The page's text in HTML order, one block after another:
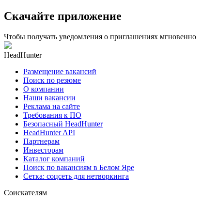
Скачайте приложение
Чтобы получать уведомления о приглашениях мгновенно
HeadHunter
Размещение вакансий
Поиск по резюме
О компании
Наши вакансии
Реклама на сайте
Требования к ПО
Безопасный HeadHunter
HeadHunter API
Партнерам
Инвесторам
Каталог компаний
Поиск по вакансиям в Белом Яре
Сетка: соцсеть для нетворкинга
Соискателям